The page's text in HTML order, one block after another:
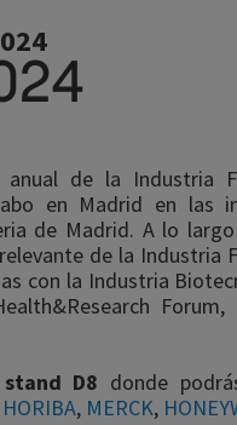
de la Industria
en Madrid en las
de Madrid. A lo
de la Industria
con la Industria
stand D8 donde
HORIBA, MERCK,